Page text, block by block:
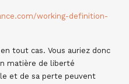
working-definition-
tout cas. Vous auriez donc
matière de liberté
et de sa perte peuvent